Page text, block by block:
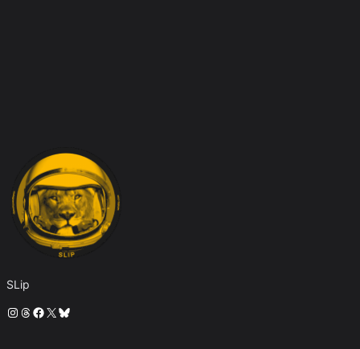
SLip
Instagram
Threads
Facebook
X Bluesky